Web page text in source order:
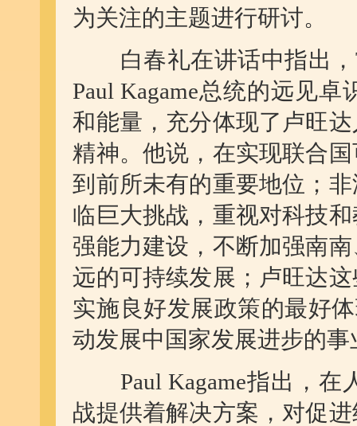
为关注的主题进行研讨。
白春礼在讲话中指出，
Paul Kagame总统的远见卓
和能量，充分体现了卢旺
精神。他说，在实现联合
到前所未有的重要地位；
临巨大挑战，重视对科技
强能力建设，不断加强南
远的可持续发展；卢旺达
实施良好发展政策的最好
动发展中国家发展进步的事
Paul Kagame指出，在
战提供着解决方案，对促